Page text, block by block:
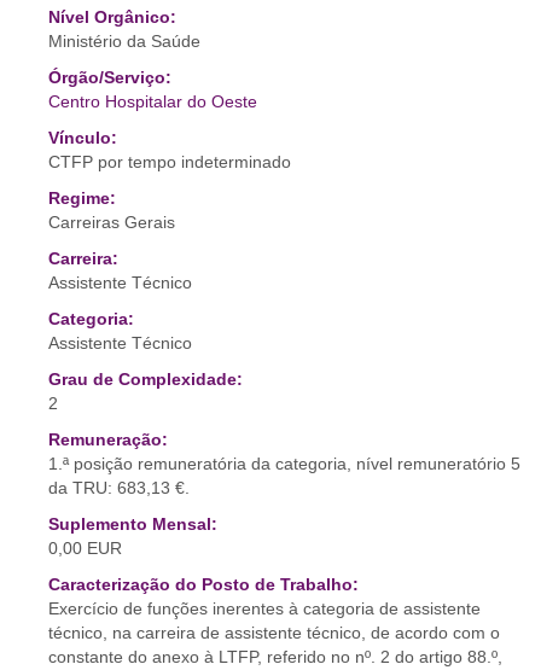
Nível Orgânico:
Ministério da Saúde
Órgão/Serviço:
Centro Hospitalar do Oeste
Vínculo:
CTFP por tempo indeterminado
Regime:
Carreiras Gerais
Carreira:
Assistente Técnico
Categoria:
Assistente Técnico
Grau de Complexidade:
2
Remuneração:
1.ª posição remuneratória da categoria, nível remuneratório 5
da TRU: 683,13 €.
Suplemento Mensal:
0,00 EUR
Caracterização do Posto de Trabalho:
Exercício de funções inerentes à categoria de assistente
técnico, na carreira de assistente técnico, de acordo com o
constante do anexo à LTFP, referido no nº. 2 do artigo 88.º,